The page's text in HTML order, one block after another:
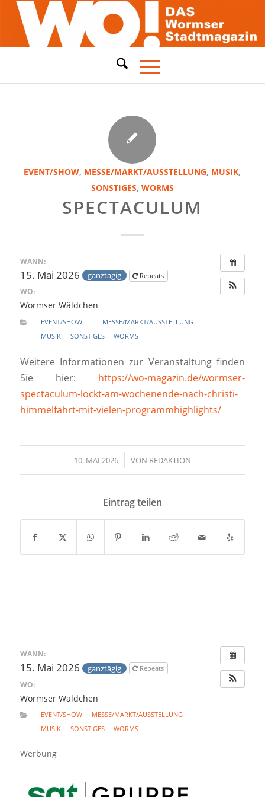
EVENT/SHOW, MESSE/MARKT/AUSSTELLUNG, MUSIK,
SONSTIGES, WORMS
SPECTACULUM
WANN:
15. Mai 2026 ganztägig Repeats
WO:
Wormser Wäldchen
EVENT/SHOW
MESSE/MARKT/AUSSTELLUNG
MUSIK
SONSTIGES WORMS
Weitere Informationen zur Veranstaltung finden
Sie hier: https://wo-magazin.de/wormser-
spectaculum-lockt-am-wochenende-nach-christi-
himmelfahrt-mit-vielen-programmhighlights/
10. MAI 2026
/ VON REDAKTION
Eintrag teilen
WANN:
15. Mai 2026 ganztägig Repeats
WO:
Wormser Wäldchen
EVENT/SHOW
MESSE/MARKT/AUSSTELLUNG
MUSIK
SONSTIGES WORMS
Werbung